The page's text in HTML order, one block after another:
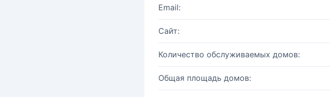
Email:
Сайт:
Количество обслуживаемых домов:
Общая площадь домов: